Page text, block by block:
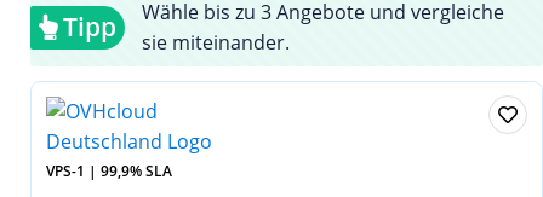
Tipp
Wähle bis zu 3 Angebote und vergleiche
sie miteinander.
VPS-1 | 99,9% SLA